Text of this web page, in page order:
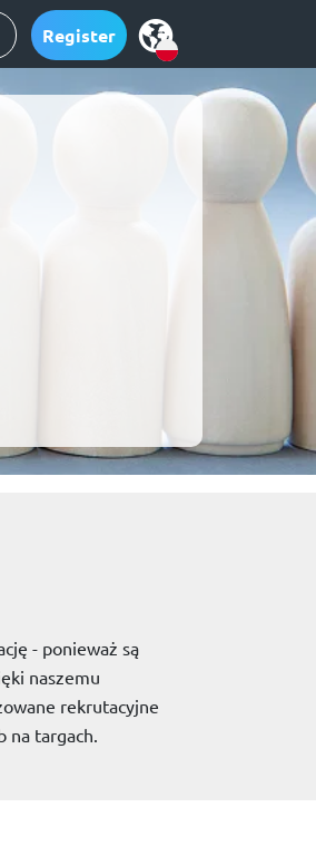
Register
- ponieważ są
naszemu
rekrutacyjne
na targach.